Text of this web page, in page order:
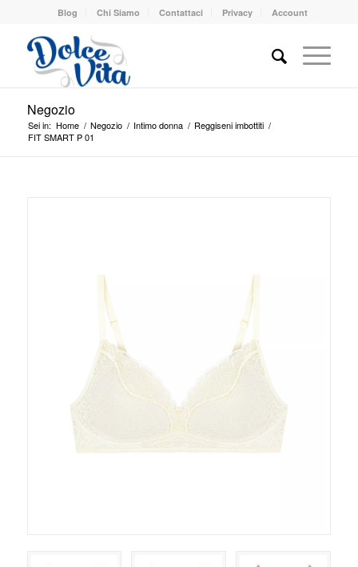
Blog Chi Siamo Contattaci Privacy Account
Negozio
Sei in: Home / Negozio / Intimo donna / Reggiseni imbottiti /
FIT SMART P 01